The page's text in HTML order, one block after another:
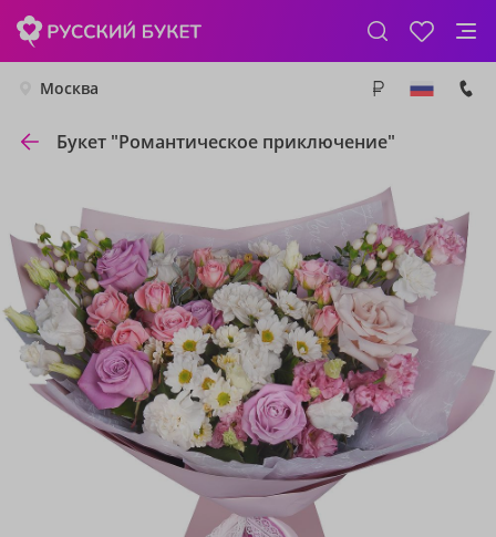
Москва
Букет "Романтическое приключение"